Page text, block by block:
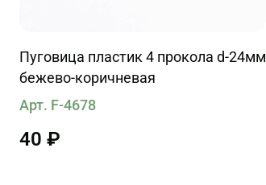
Пуговица пластик 4 прокола d-24мм
бежево-коричневая
Арт. F-4678
40 ₽